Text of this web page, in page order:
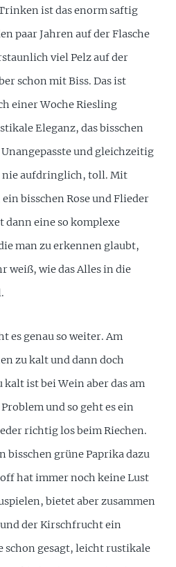
ist das enorm saftig
paar Jahren auf der Flasche
viel Pelz auf der
schon mit Biss. Das ist
einer Woche Riesling
Eleganz, das bisschen
und gleichzeitig
nie aufdringlich, toll. Mit
bisschen Rose und Flieder
dann eine so komplexe
man zu erkennen glaubt,
weiß, wie das Alles in die
es genau so weiter. Am
zu kalt und dann doch
ist bei Wein aber das am
und so geht es ein
richtig los beim Riechen.
bisschen grüne Paprika dazu
hat immer noch keine Lust
bietet aber zusammen
der Kirschfrucht ein
schon gesagt, leicht rustikale